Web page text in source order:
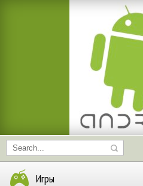
Игры